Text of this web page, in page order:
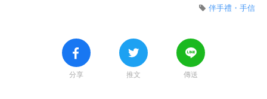
伴手禮・手信
分享 推文 傳送